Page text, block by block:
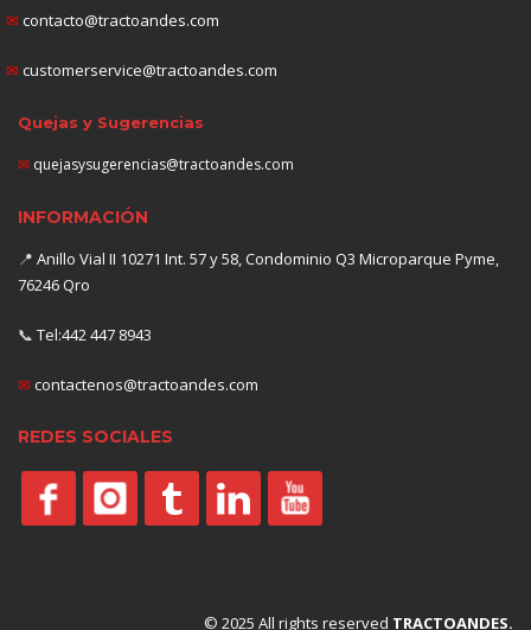
✉ contacto@tractoandes.com
✉ customerservice@tractoandes.com
Quejas y Sugerencias
✉ quejasysugerencias@tractoandes.com
INFORMACIÓN
📍 Anillo Vial II 10271 Int. 57 y 58, Condominio Q3 Microparque Pyme,
76246 Qro
📞 Tel:442 447 8943
✉ contactenos@tractoandes.com
REDES SOCIALES
© 2025 All rights reserved TRACTOANDES.